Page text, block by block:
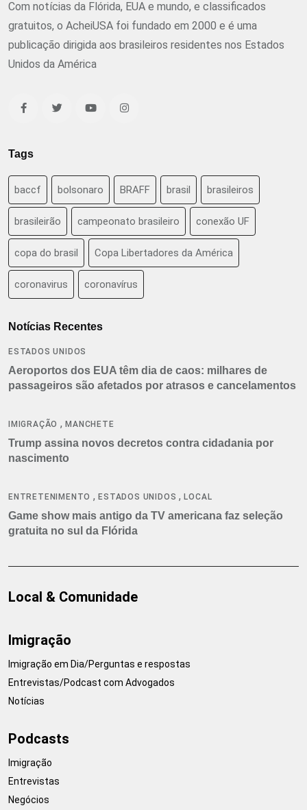
Com notícias da Flórida, EUA e mundo, e classificados
gratuitos, o AcheiUSA foi fundado em 2000 e é uma
publicação dirigida aos brasileiros residentes nos Estados
Unidos da América
Tags
baccf bolsonaro BRAFF brasil brasileiros
brasileirão campeonato brasileiro conexão UF
copa do brasil Copa Libertadores da América
coronavirus coronavírus
Notícias Recentes
ESTADOS UNIDOS
Aeroportos dos EUA têm dia de caos: milhares de
passageiros são afetados por atrasos e cancelamentos
IMIGRAÇÃO ,MANCHETE
Trump assina novos decretos contra cidadania por
nascimento
ENTRETENIMENTO ,ESTADOS UNIDOS ,LOCAL
Game show mais antigo da TV americana faz seleção
gratuita no sul da Flórida
Local & Comunidade
Imigração
Imigração em Dia/Perguntas e respostas
Entrevistas/Podcast com Advogados
Notícias
Podcasts
Imigração
Entrevistas
Negócios